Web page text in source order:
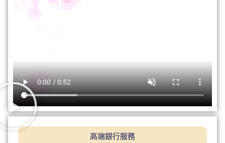
高端銀行服務